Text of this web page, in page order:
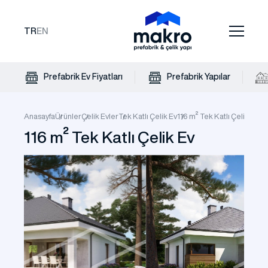
TR EN
Prefabrik Ev Fiyatları Prefabrik Yapılar
AnasayfaÜrünlerÇelik EvlerTek Katlı Çelik Ev116 m² Tek Katlı Çelik Ev
116 m² Tek Katlı Çelik Ev